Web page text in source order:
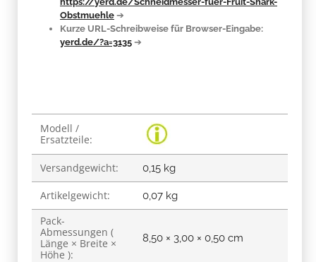
Obstmuehle ➔
Kurze URL-Schreibweise für Browser-Eingabe:
yerd.de/?a=3135 ➔
Produkteigenschaft
Wert
Modell /
Ersatzteile:
Versandgewicht: 0,15 kg
Artikelgewicht: 0,07 kg
Pack-
Abmessungen (
Länge × Breite ×
Höhe ):
8,50 × 3,00 × 0,50 cm